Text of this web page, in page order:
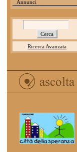
Annunci
Ricerca Avanzata